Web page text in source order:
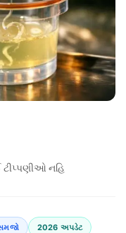
ટીપ્પણીઓ નહિ
સમજો 2026 અપડેટ